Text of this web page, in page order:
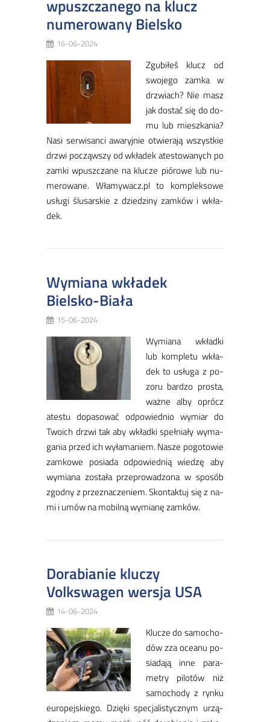
wpuszczanego na klucz
numerowany Bielsko
16-06-2024
Zgu­bi­łeś klucz od
swo­je­go zam­ka w
drzwiach? Nie masz
jak do­stać się do do­
mu lub miesz­ka­nia?
Na­si ser­wi­san­ci awa­ryj­nie otwie­ra­ją wszyst­kie
drzwi po­cząw­szy od wkła­dek ate­sto­wa­nych po
zam­ki wpusz­cza­ne na klu­cze pió­ro­we lub nu­
me­ro­wa­ne. Wła­my­wacz.pl to kom­plek­so­we
usłu­gi ślu­sar­skie z dzie­dzi­ny zam­ków i wkła­
dek.
Wymiana wkładek
Bielsko-Biała
15-06-2024
Wy­mia­na wkład­ki
lub kom­ple­tu wkła­
dek to usłu­ga z po­
zo­ru bar­dzo pro­sta,
waż­ne al­by oprócz
ate­stu do­pa­so­wać od­po­wied­nio wy­miar do
Two­ich drzwi tak aby wkład­ki speł­nia­ły wy­ma­
ga­nia przed ich wy­ła­ma­niem. Na­sze po­go­to­wie
zam­ko­we po­sia­da od­po­wied­nią wie­dzę aby
wy­mia­na zo­sta­ła prze­pro­wa­dzo­na w spo­sób
zgod­ny z prze­zna­cze­niem. Skon­tak­tuj się z na­
mi i umów na mo­bil­ną wy­mia­nę zam­ków.
Dorabianie kluczy
Volkswagen wersja USA
14-06-2024
Klu­cze do sa­mo­cho­
dów zza oce­anu po­
sia­da­ją in­ne pa­ra­
me­try pi­lo­tów niż
sa­mo­cho­dy z ryn­ku
eu­ro­pej­skie­go. Dzię­ki spe­cja­li­stycz­nym urzą­